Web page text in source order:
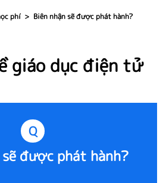
phí Biên nhận sẽ được phát hành?
giáo dục điện tử
Q
sẽ được phát hành?